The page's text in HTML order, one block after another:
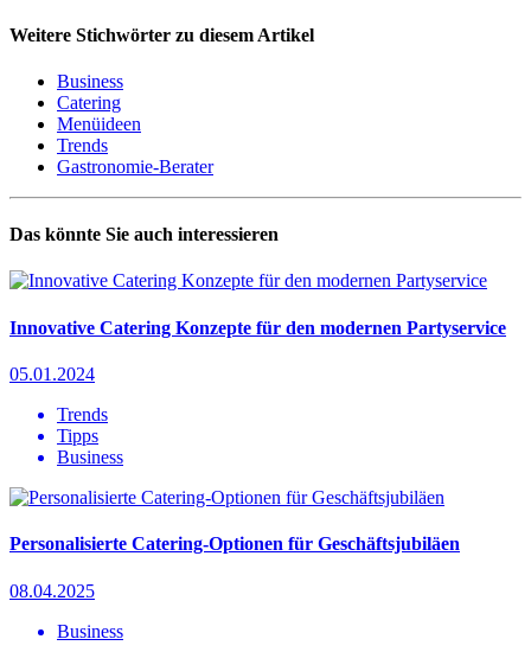
Weitere Stichwörter zu diesem Artikel
Business
Catering
Menüideen
Trends
Gastronomie-Berater
Das könnte Sie auch interessieren
Innovative Catering Konzepte für den modernen Partyservice
05.01.2024
Trends
Tipps
Business
Personalisierte Catering-Optionen für Geschäftsjubiläen
08.04.2025
Business